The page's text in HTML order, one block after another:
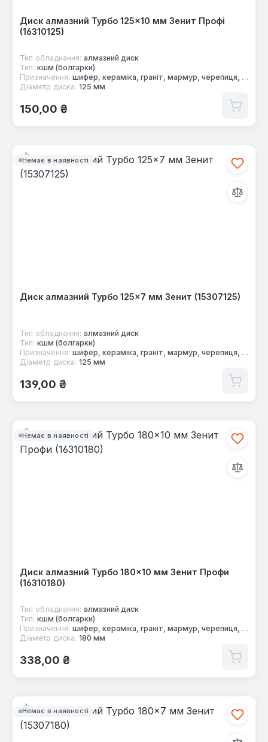
Диск алмазний Турбо 125×10 мм Зенит Профі
(16310125)
Тип обладнання: алмазний диск
Тип: кшм (болгарки)
Призначення: шифер, кераміка, граніт, мармур, черепиця, цегла, бетон
Діаметр диска: 125 мм
Звичайна ціна:
150,00 ₴
Немає в наявності
Диск алмазний Турбо 125×7 мм Зенит (15307125)
Тип обладнання: алмазний диск
Тип: кшм (болгарки)
Призначення: шифер, кераміка, граніт, мармур, черепиця, цегла, бетон
Діаметр диска: 125 мм
Звичайна ціна:
139,00 ₴
Немає в наявності
Диск алмазний Турбо 180×10 мм Зенит Профи
(16310180)
Тип обладнання: алмазний диск
Тип: кшм (болгарки)
Призначення: шифер, кераміка, граніт, мармур, черепиця, цегла, бетон
Діаметр диска: 180 мм
Звичайна ціна:
338,00 ₴
Немає в наявності